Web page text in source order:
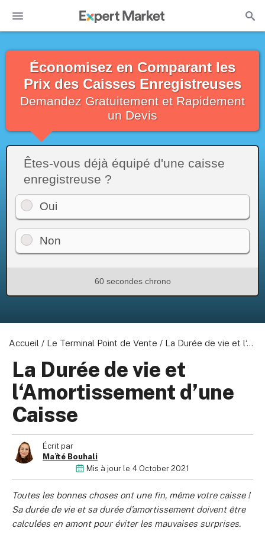
Économisez en Comparant les
Prix des Caisses Enregistreuses
Demandez Gratuitement et Rapidement
un Devis
Êtes-vous déjà équipé d'une caisse
enregistreuse ?
Oui
Non
60 secondes chrono
Accueil / Le Terminal Point de Vente / La Durée de vie et l‘Amortissement d’une Caisse
La Durée de vie et
l‘Amortissement d’une
Caisse
Écrit par
Maïté Bouhali
Mis à jour le 4 October 2021
Toutes les bonnes choses ont une fin, même votre caisse !
Sa durée de vie et sa durée d’amortissement doivent être
calculées en amont pour éviter les mauvaises surprises.